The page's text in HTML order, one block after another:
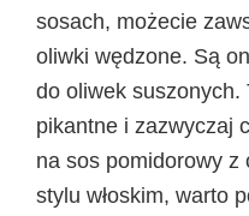
sosach, możecie
oliwki wędzone. Są
do oliwek suszonych.
pikantne i zazwyczaj
na sos pomidorowy z
stylu włoskim, warto